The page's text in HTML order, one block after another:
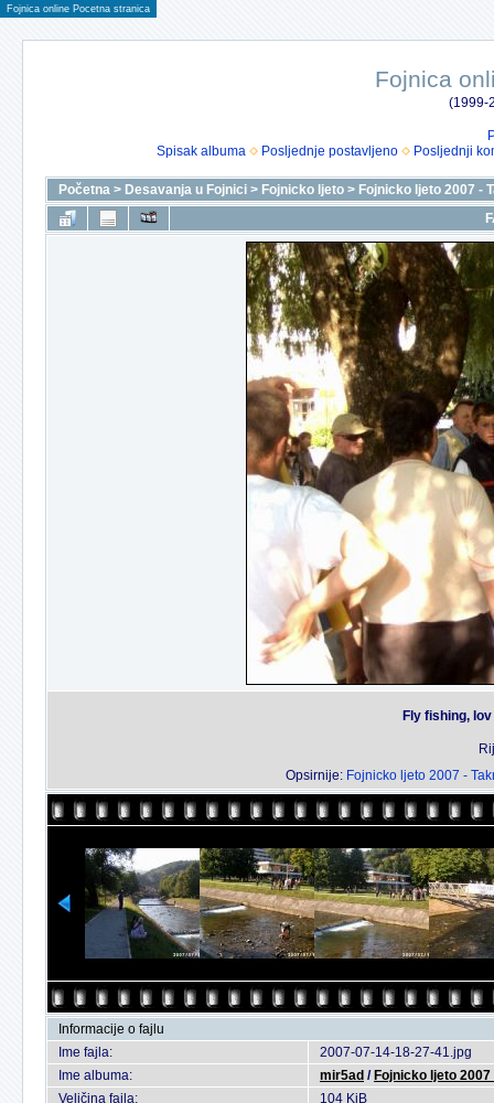
Fojnica online Pocetna stranica
Fojnica
(1999-
Spisak albuma
Posljednje postavljeno Posljednji
Početna > Desavanja u Fojnici > Fojnicko ljeto > Fojnicko ljeto 2007 -
Fly fishing,
Opsirnije: Fojnicko ljeto 2007 -
Informacije o fajlu
Ime fajla:
2007-07-14-18-27-41.jpg
Ime albuma:
mir5ad / Fojnicko ljeto
Veličina fajla:
104 KiB